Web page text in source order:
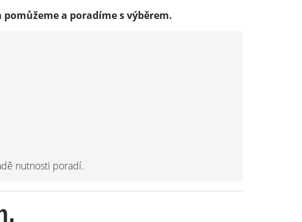
pomůžeme a poradíme s výběrem.
nutnosti poradí.